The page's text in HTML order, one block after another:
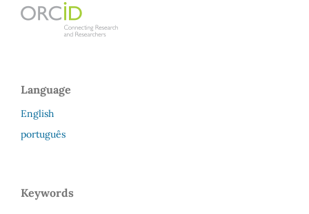
Language
English
português
Keywords